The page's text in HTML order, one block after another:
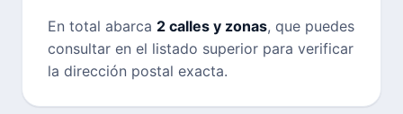
En total abarca 2 calles y zonas, que puedes
consultar en el listado superior para verificar
la dirección postal exacta.